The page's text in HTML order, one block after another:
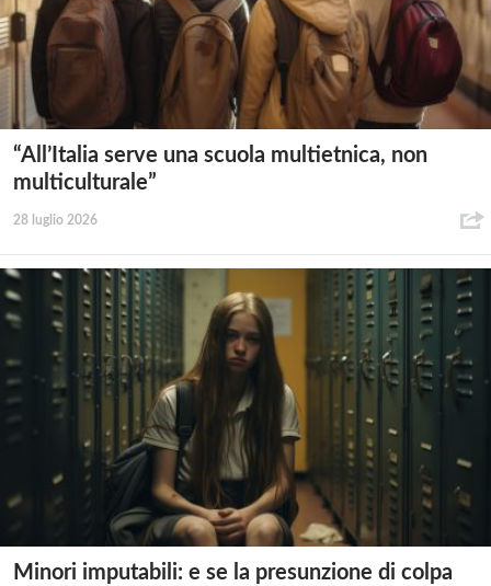
“All’Italia serve una scuola multietnica, non
multiculturale”
28 luglio 2026
Minori imputabili: e se la presunzione di colpa